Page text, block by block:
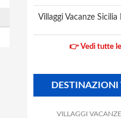
Villaggi Vacanze
👉 Vedi tutte
DESTINAZIONI
VILLAGGI